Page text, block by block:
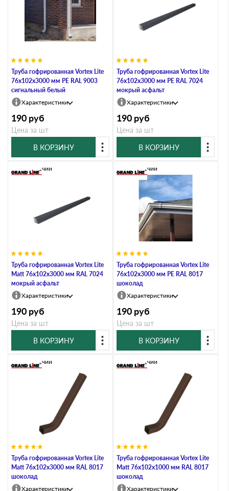
Труба гофрированная Vortex Lite
76х102х3000 мм PE RAL 9003
сигнальный белый
Характеристики
190 руб
Цена за шт
В КОРЗИНУ
Труба гофрированная Vortex Lite
76х102х3000 мм PE RAL 7024
мокрый асфальт
Характеристики
190 руб
Цена за шт
В КОРЗИНУ
Труба гофрированная Vortex Lite
Matt 76х102х3000 мм RAL 7024
мокрый асфальт
В наличии
Характеристики
190 руб
Цена за шт
В КОРЗИНУ
Труба гофрированная Vortex Lite
76х102х3000 мм PE RAL 8017
шоколад
В наличии
Характеристики
190 руб
Цена за шт
В КОРЗИНУ
Труба гофрированная Vortex Lite
Matt 76х102х3000 мм RAL 8017
шоколад
В наличии
Характеристики
Труба гофрированная Vortex Lite
Matt 76х102х1000 мм RAL 8017
шоколад
В наличии
Характеристики